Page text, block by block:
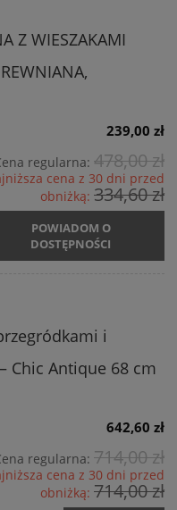
Z WIESZAKAMI
239,00 zł
regularna: 478,00 zł
cena z 30 dni przed
obniżką: 334,60 zł
POWIADOM O
DOSTĘPNOŚCI
i
Chic Antique 68 cm
642,60 zł
regularna: 714,00 zł
cena z 30 dni przed
obniżką: 714,00 zł